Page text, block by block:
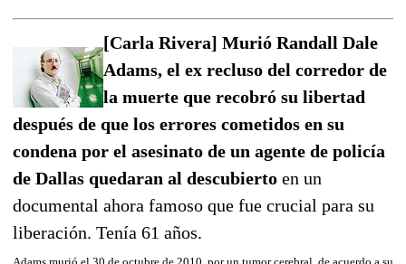
[Carla Rivera] Murió Randall Dale
Adams, el ex recluso del corredor de
la muerte que recobró su libertad
después de que los errores cometidos en su
condena por el asesinato de un agente de policía
de Dallas quedaran al descubierto en un
documental ahora famoso que fue crucial para su
liberación. Tenía 61 años.